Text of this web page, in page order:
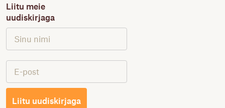
Liitu meie
uudiskirjaga
Liitu uudiskirjaga